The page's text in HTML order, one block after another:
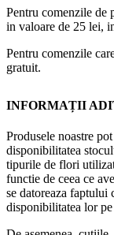
Pentru comenzile de
in valoare de 25 lei,
Pentru comenzile
gratuit.
INFORMAȚII
Produsele noastre
disponibilitatea
tipurile de flori
functie de ceea ce
se datoreaza faptului
disponibilitatea lor pe